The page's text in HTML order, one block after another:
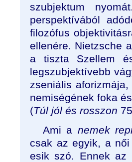
szubjektum
perspektívából
filozófus
ellenére. Nietzsche
a tiszta Szellem
legszubjektívebb
zseniális
nemiségének foka és
(Túl jól és rosszon
Ami a nemek
csak az egyik, a
esik szó. Ennek az